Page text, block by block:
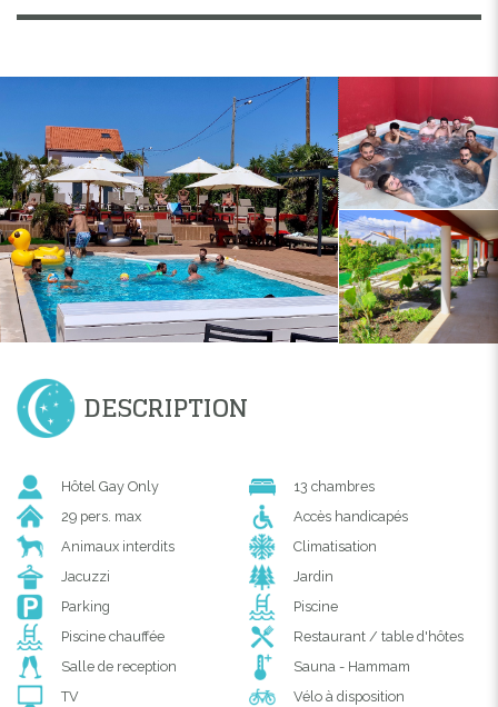
DESCRIPTION
Hôtel Gay Only
13 chambres
29 pers. max
Accès handicapés
Animaux interdits
Climatisation
Jacuzzi
Jardin
Parking
Piscine
Piscine chauffée
Restaurant / table d'hôtes
Salle de reception
Sauna - Hammam
TV
Vélo à disposition